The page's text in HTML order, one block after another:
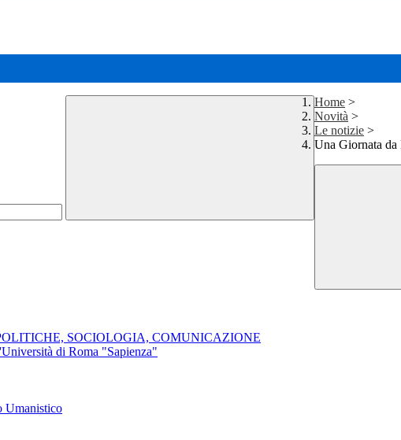
Home >
Novità >
Le notizie >
Una Giornata
SOCIOLOGIA, COMUNICAZIONE
di Roma "Sapienza"
Umanistico